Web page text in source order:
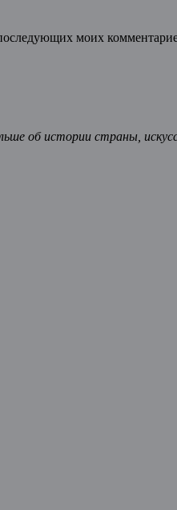
моих
об истории страны,